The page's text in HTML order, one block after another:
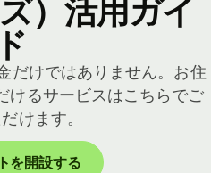
）活用ガイ
ド
だけではありません。お住
けるサービスはこちらでご
けます。
を開設する